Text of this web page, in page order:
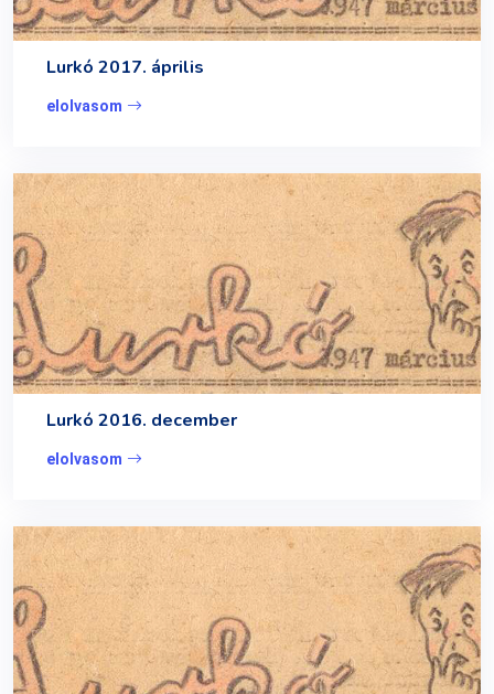
Lurkó 2017. április
elolvasom
Lurkó 2016. december
elolvasom